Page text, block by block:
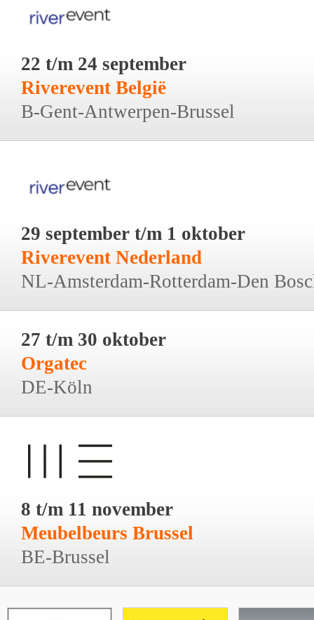
22 t/m 24 september
Riverevent België
B-Gent-Antwerpen-Brussel
29 september t/m 1 oktober
Riverevent Nederland
NL-Amsterdam-Rotterdam-Den
27 t/m 30 oktober
Orgatec
DE-Köln
8 t/m 11 november
Meubelbeurs Brussel
BE-Brussel